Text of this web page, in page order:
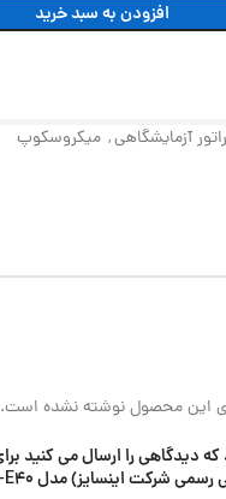
افزودن به سبد خرید
آزمایشگاهی, میکروسکوپ
این محصول نوشته نشده است.
که دیدگاهی را ارسال می کنید